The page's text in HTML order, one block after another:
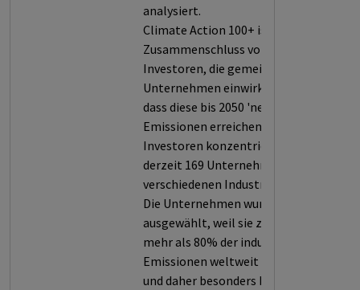
analysiert.
Climate Action 100+ ist ein
Zusammenschluss von
Investoren, die gemeinsam auf
Unternehmen einwirken wollen,
dass diese bis 2050 'net-zero'
Emissionen erreichen. Die
Investoren konzentrieren sich auf
derzeit 169 Unternehmen aus
verschiedenen Industriesektoren.
Die Unternehmen wurden
ausgewählt, weil sie zusammen
mehr als 80% der industriellen
Emissionen weltweit verursachen
und daher besonders bedeutsam